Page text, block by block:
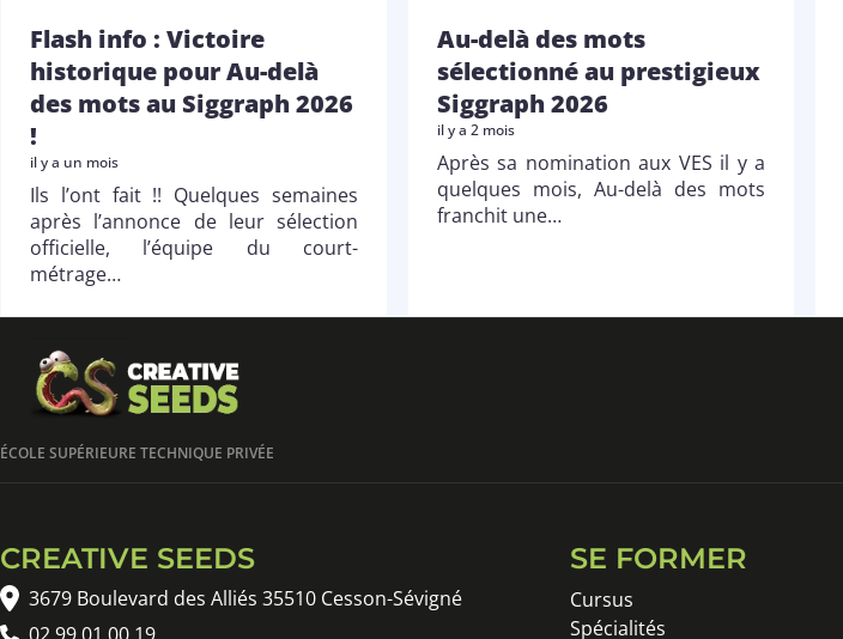
Flash info : Victoire
historique pour Au-delà
des mots au Siggraph 2026
!
il y a un mois
Ils l’ont fait !! Quelques semaines
après l’annonce de leur sélection
officielle, l’équipe du court-
métrage…
Au-delà des mots
sélectionné au prestigieux
Siggraph 2026
il y a 2 mois
Après sa nomination aux VES il y a
quelques mois, Au-delà des mots
franchit une…
ÉCOLE SUPÉRIEURE TECHNIQUE PRIVÉE
CREATIVE SEEDS
3679 Boulevard des Alliés 35510 Cesson-Sévigné
SE FORMER
Cursus
Spécialités